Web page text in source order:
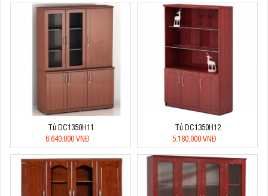
Tủ DC1350H11
6.640.000 VNĐ
Tủ DC1350H12
5.180.000 VNĐ